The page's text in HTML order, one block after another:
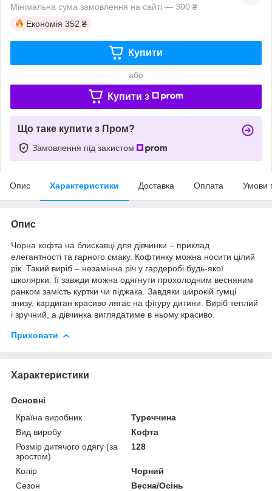
Мінімальна сума замовлення на сайті — 300 ₴
Економія 352 ₴
Купити
або
Купити з
Що таке купити з Пром?
Замовлення під захистом
Опис Характеристики Доставка Оплата Умови
Опис
Чорна кофта на блискавці для дівчинки – приклад
елегантності та гарного смаку. Кофтинку можна носити цілий
рік. Такий виріб – незамінна річ у гардеробі будь-якої
школярки. Її завжди можна одягнути прохолодним весняним
ранком замість куртки чи піджака. Завдяки широкій гумці
знизу, кардиган красиво лягає на фігуру дитини. Виріб теплий
і зручний, а дівчинка виглядатиме в ньому красиво.
Приховати
Характеристики
Основні
Країна виробник
Туреччина
Вид виробу
Кофта
Розмір дитячого одягу (за
зростом)
128
Колір
Чорний
Сезон
Весна/Осінь